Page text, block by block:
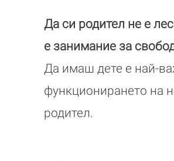
Да си родител не е
е занимание за
Да имаш дете е най-
функционирането на
родител.